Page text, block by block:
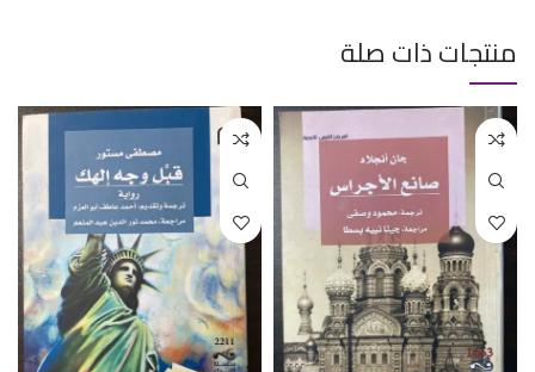
منتجات ذات صلة